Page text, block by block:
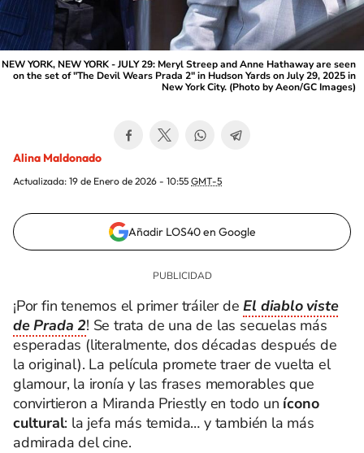
NEW YORK, NEW YORK - JULY 29: Meryl Streep and Anne Hathaway are seen
on the set of "The Devil Wears Prada 2" in Hudson Yards on July 29, 2025 in
New York City. (Photo by Aeon/GC Images)
Alina Maldonado
Actualizada: 19 de Enero de 2026 - 10:55 GMT-5
Añadir LOS40 en Google
¡Por fin tenemos el primer tráiler deEl diablo viste
de Prada 2! Se trata de una de las secuelas más
esperadas (literalmente, dos décadas después de
la original). La película promete traer de vuelta el
glamour, la ironía y las frases memorables que
convirtieron a Miranda Priestly en todo un ícono
cultural: la jefa más temida… y también la más
admirada del cine.